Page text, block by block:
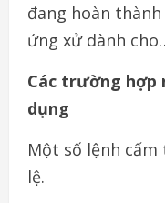
đang hoàn
ứng xử dành
Các trường hợp
dụng
Một số lệnh
lệ.